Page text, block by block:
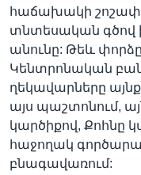
հաճախակի
տնտեսական գծով
անունը: Թեև փորձը
Կենտրոնական
ղեկավարները
այս պաշտոնում,
կարծիքով, Քոհնը
հաջողակ
բնագավառում: